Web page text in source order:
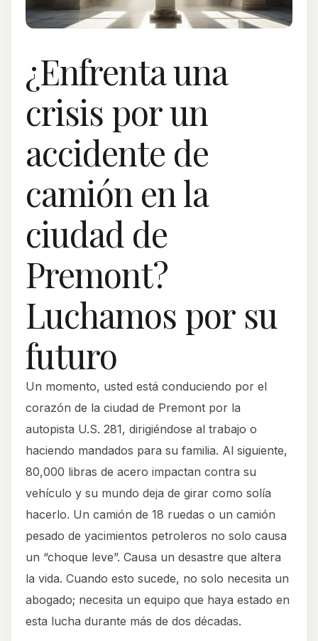
¿Enfrenta una
crisis por un
accidente de
camión en la
ciudad de
Premont?
Luchamos por su
futuro
Un momento, usted está conduciendo por el
corazón de la ciudad de Premont por la
autopista U.S. 281, dirigiéndose al trabajo o
haciendo mandados para su familia. Al siguiente,
80,000 libras de acero impactan contra su
vehículo y su mundo deja de girar como solía
hacerlo. Un camión de 18 ruedas o un camión
pesado de yacimientos petroleros no solo causa
un “choque leve”. Causa un desastre que altera
la vida. Cuando esto sucede, no solo necesita un
abogado; necesita un equipo que haya estado en
esta lucha durante más de dos décadas.